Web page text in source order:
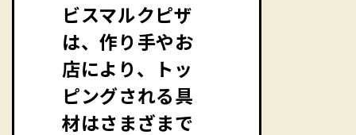
ビスマルクピザ
は、作り手やお
店により、トッ
ピングされる具
材はさまざまで